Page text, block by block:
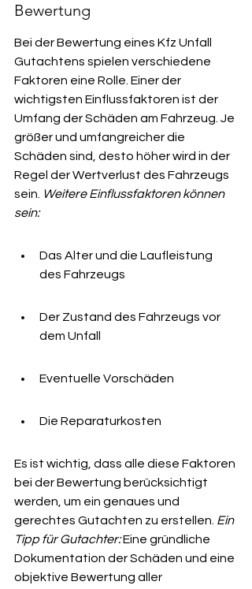
Bewertung
Bei der Bewertung eines Kfz Unfall
Gutachtens spielen verschiedene
Faktoren eine Rolle. Einer der
wichtigsten Einflussfaktoren ist der
Umfang der Schäden am Fahrzeug. Je
größer und umfangreicher die
Schäden sind, desto höher wird in der
Regel der Wertverlust des Fahrzeugs
sein. Weitere Einflussfaktoren können
sein:
Das Alter und die Laufleistung
des Fahrzeugs
Der Zustand des Fahrzeugs vor
dem Unfall
Eventuelle Vorschäden
Die Reparaturkosten
Es ist wichtig, dass alle diese Faktoren
bei der Bewertung berücksichtigt
werden, um ein genaues und
gerechtes Gutachten zu erstellen. Ein
Tipp für Gutachter: Eine gründliche
Dokumentation der Schäden und eine
objektive Bewertung aller